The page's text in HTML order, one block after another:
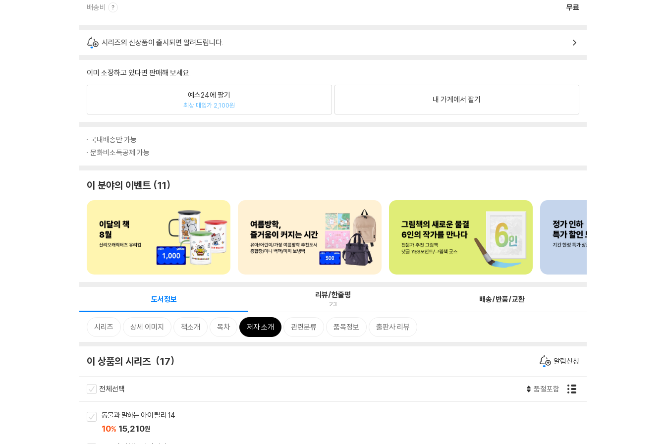
배송비 무료
시리즈의 신상품이 출시되면 알려드립니다.
이미 소장하고 있다면 판매해 보세요.
예스24에 팔기
최상 매입가 2,100원
내 가게에서 팔기
국내배송만 가능
문화비소득공제 가능
이 분야의 이벤트 11
도서정보 리뷰/한줄평
23 배송/반품/교환
시리즈 상세 이미지 책소개 목차 저자 소개 관련분류 품목정보 출판사 리뷰
이 상품의 시리즈 17 알림신청
전체선택 품절포함
동물과 말하는 아이 릴리 14
10% 15,210원